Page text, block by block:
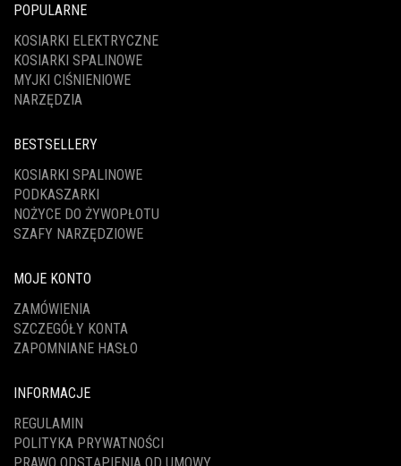
POPULARNE
KOSIARKI ELEKTRYCZNE
KOSIARKI SPALINOWE
MYJKI CIŚNIENIOWE
NARZĘDZIA
BESTSELLERY
KOSIARKI SPALINOWE
PODKASZARKI
NOŻYCE DO ŻYWOPŁOTU
SZAFY NARZĘDZIOWE
MOJE KONTO
ZAMÓWIENIA
SZCZEGÓŁY KONTA
ZAPOMNIANE HASŁO
INFORMACJE
REGULAMIN
POLITYKA PRYWATNOŚCI
PRAWO ODSTĄPIENIA OD UMOWY